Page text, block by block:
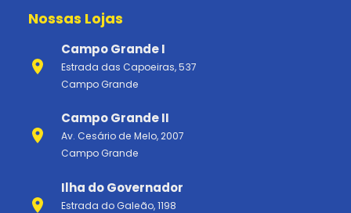
Nossas Lojas
Campo Grande I
Estrada das Capoeiras, 537
Campo Grande
Campo Grande II
Av. Cesário de Melo, 2007
Campo Grande
Ilha do Governador
Estrada do Galeão, 1198